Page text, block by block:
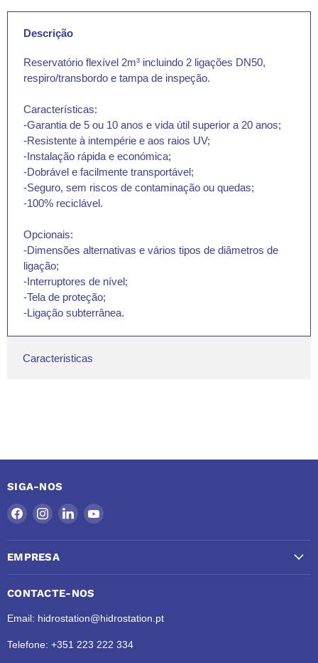
Descrição
Reservatório flexível 2m³ incluindo 2 ligações DN50,
respiro/transbordo e tampa de inspeção.
Características:
-Garantia de 5 ou 10 anos e vida útil superior a 20 anos;
-Resistente à intempérie e aos raios UV;
-Instalação rápida e económica;
-Dobrável e facilmente transportável;
-Seguro, sem riscos de contaminação ou quedas;
-100% reciclável.
Opcionais:
-Dimensões alternativas e vários tipos de diâmetros de
ligação;
-Interruptores de nível;
-Tela de proteção;
-Ligação subterrânea.
Caracteristicas
SIGA-NOS
Encontre-
nos
no
Facebook
Encontre-
nos
no
Instagram
Encontre-
nos
no
Encontre-
no
EMPRESA
CONTACTE-NOS
Email: hidrostation@hidrostation.pt
Telefone: +351 223 222 334